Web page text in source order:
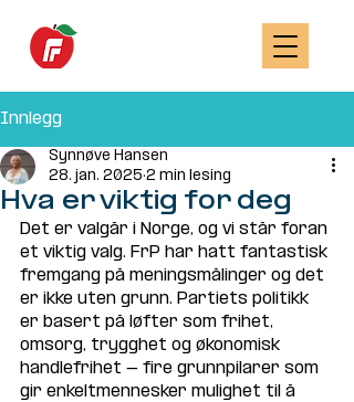
Innlegg
Hva er viktig for deg
Synnøve Hansen
28. jan. 2025 2 min lesing
Det er valgår i Norge, og vi står foran
et viktig valg. FrP har hatt fantastisk
fremgang på meningsmålinger og det
er ikke uten grunn. Partiets politikk
er basert på løfter som frihet,
omsorg, trygghet og økonomisk
handlefrihet - fire grunnpilarer som
gir enkeltmennesker mulighet til å